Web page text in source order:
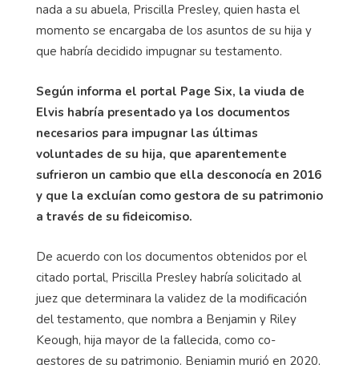
nada a su abuela, Priscilla Presley, quien hasta el
momento se encargaba de los asuntos de su hija y
que habría decidido impugnar su testamento.
Según informa el portal Page Six, la viuda de
Elvis habría presentado ya los documentos
necesarios para impugnar las últimas
voluntades de su hija, que aparentemente
sufrieron un cambio que ella desconocía en 2016
y que la excluían como gestora de su patrimonio
a través de su fideicomiso.
De acuerdo con los documentos obtenidos por el
citado portal, Priscilla Presley habría solicitado al
juez que determinara la validez de la modificación
del testamento, que nombra a Benjamin y Riley
Keough, hija mayor de la fallecida, como co-
gestores de su patrimonio. Benjamin murió en 2020,